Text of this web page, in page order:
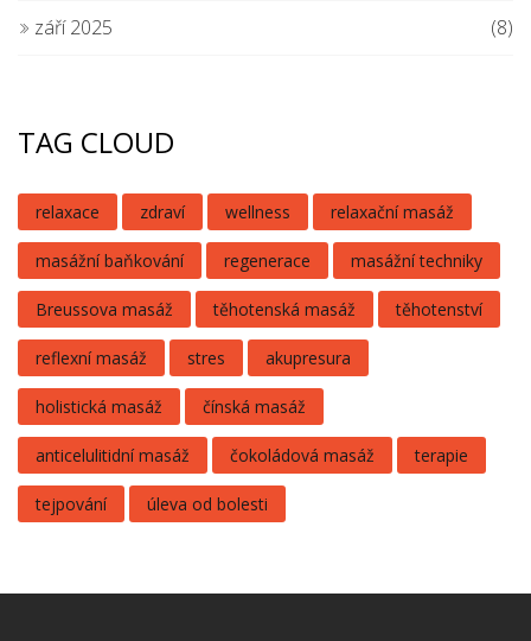
září 2025 (8)
TAG CLOUD
relaxace zdraví wellness relaxační masáž
masážní baňkování regenerace masážní techniky
Breussova masáž těhotenská masáž těhotenství
reflexní masáž stres akupresura
holistická masáž čínská masáž
anticelulitidní masáž čokoládová masáž terapie
tejpování úleva od bolesti